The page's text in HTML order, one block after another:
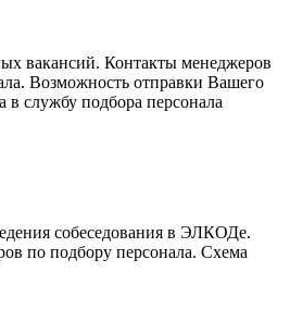
вакансий. Контакты менеджеров
Возможность отправки Вашего
в службу подбора персонала
собеседования в ЭЛКОДе.
по подбору персонала. Схема